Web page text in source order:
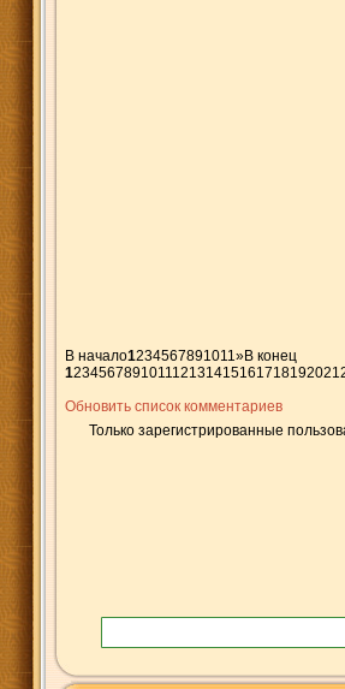
В начало1234567891011»В конец
123456789101112131415161718192021
Обновить список комментариев
Только зарегистрированные